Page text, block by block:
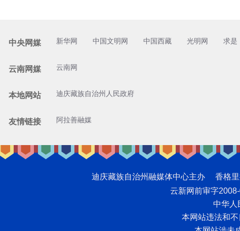
中央网媒 新华网 中国文明网 中国西藏 光明网 求是
云南网媒 云南网
本地网站 迪庆藏族自治州人民政府
友情链接 阿拉善融媒
迪庆藏族自治州融媒体中心主办 香格
云新网前审字
中华人
本网站违法和